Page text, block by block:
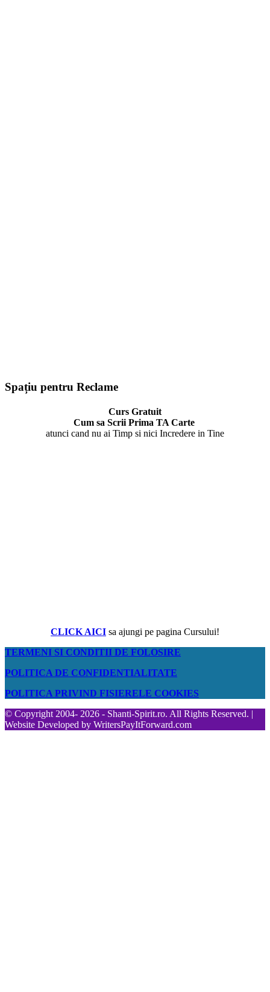
Spațiu pentru Reclame
Curs Gratuit
Cum sa Scrii Prima TA Carte
atunci cand nu ai Timp si nici Incredere in Tine
CLICK AICI sa ajungi pe pagina Cursului!
TERMENI SI CONDITII DE FOLOSIRE
POLITICA DE CONFIDENTIALITATE
POLITICA PRIVIND FISIERELE COOKIES
© Copyright 2004- 2026 - Shanti-Spirit.ro. All Rights Reserved. |
Website Developed by WritersPayItForward.com